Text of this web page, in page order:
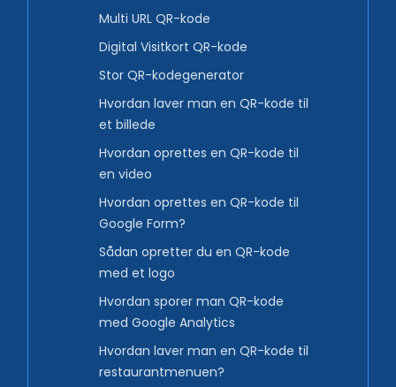
Multi URL QR-kode
Digital Visitkort QR-kode
Stor QR-kodegenerator
Hvordan laver man en QR-kode til
et billede
Hvordan oprettes en QR-kode til
en video
Hvordan oprettes en QR-kode til
Google Form?
Sådan opretter du en QR-kode
med et logo
Hvordan sporer man QR-kode
med Google Analytics
Hvordan laver man en QR-kode til
restaurantmenuen?